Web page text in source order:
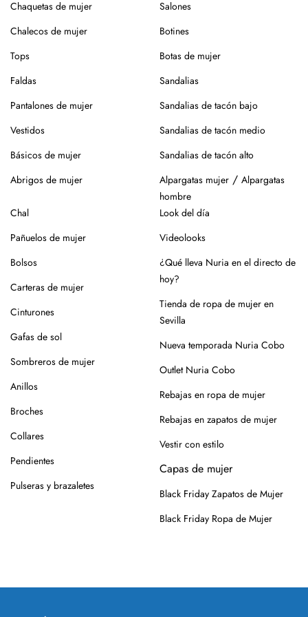
puedan dañar el tejido.
Para el planchado, utiliza temperatura media y, si puedes,
plancha del revés. Así evitarás brillos o marcas.
Evita la exposición directa al sol durante mucho tiempo.
de la prenda.
Para los zapatos:
Nuestros zapatos están hechos con materiales naturales
como piel o yute, que requieren cuidados específicos.
suciedad, limpiar con un paño ligeramente húmedo y
productos específicos para calzado de piel. Guarda en
lugar seco y con forma (relleno de papel o con horma),
alejados de fuentes de calor.
Para los modelos de yute, evita mojar la suela. En caso de
roce, usa un cepillo suave en seco.
Siempre es mejor guardarlos en su caja o funda de tela,
para que se conserven como el primer día.
Si tienes alguna duda, puedes consultarnos.
Chaquetas de mujer
Chalecos de mujer
Tops
Faldas
Pantalones de mujer
Vestidos
Básicos de mujer
Abrigos de mujer
Salones
Botines
Botas de mujer
Sandalias
Sandalias de tacón bajo
Sandalias de tacón medio
Sandalias de tacón alto
Alpargatas mujer / Alpargatas
hombre
Chal
Pañuelos de mujer
Bolsos
Carteras de mujer
Cinturones
Gafas de sol
Sombreros de mujer
Anillos
Broches
Collares
Pendientes
Pulseras y brazaletes
Look del día
Videolooks
¿Qué lleva Nuria en el directo de
hoy?
Tienda de ropa de mujer en
Sevilla
Nueva temporada Nuria Cobo
Outlet Nuria Cobo
Rebajas en ropa de mujer
Rebajas en zapatos de mujer
Vestir con estilo
Capas de mujer
Black Friday Zapatos de Mujer
Black Friday Ropa de Mujer